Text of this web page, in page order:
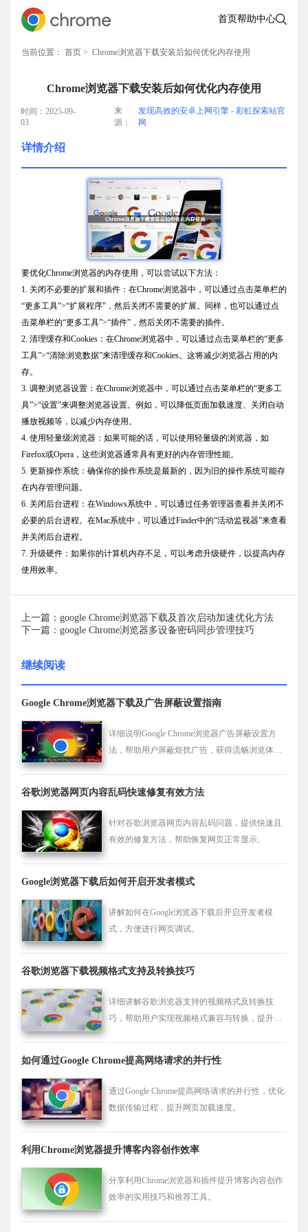
首页帮助中心
当前位置： 首页 > Chrome浏览器下载安装后如何优化内存使用
Chrome浏览器下载安装后如何优化内存使用
时间：2025-09-
03
来
源：
发现高效的安卓上网引擎 - 彩虹探索站官
网
详情介绍
要优化Chrome浏览器的内存使用，可以尝试以下方法：
1. 关闭不必要的扩展和插件：在Chrome浏览器中，可以通过点击菜单栏的
“更多工具”>“扩展程序”，然后关闭不需要的扩展。同样，也可以通过点
击菜单栏的“更多工具”>“插件”，然后关闭不需要的插件。
2. 清理缓存和Cookies：在Chrome浏览器中，可以通过点击菜单栏的“更多
工具”>“清除浏览数据”来清理缓存和Cookies。这将减少浏览器占用的内
存。
3. 调整浏览器设置：在Chrome浏览器中，可以通过点击菜单栏的“更多工
具”>“设置”来调整浏览器设置。例如，可以降低页面加载速度、关闭自动
播放视频等，以减少内存使用。
4. 使用轻量级浏览器：如果可能的话，可以使用轻量级的浏览器，如
Firefox或Opera，这些浏览器通常具有更好的内存管理性能。
5. 更新操作系统：确保你的操作系统是最新的，因为旧的操作系统可能存
在内存管理问题。
6. 关闭后台进程：在Windows系统中，可以通过任务管理器查看并关闭不
必要的后台进程。在Mac系统中，可以通过Finder中的“活动监视器”来查看
并关闭后台进程。
7. 升级硬件：如果你的计算机内存不足，可以考虑升级硬件，以提高内存
使用效率。
上一篇：google Chrome浏览器下载及首次启动加速优化方法
下一篇：google Chrome浏览器多设备密码同步管理技巧
继续阅读
Google Chrome浏览器下载及广告屏蔽设置指南
详细说明Google Chrome浏览器广告屏蔽设置方
法，帮助用户屏蔽烦扰广告，获得流畅浏览体
谷歌浏览器网页内容乱码快速修复有效方法
针对谷歌浏览器网页内容乱码问题，提供快速且
有效的修复方法，帮助恢复网页正常显示。
Google浏览器下载后如何开启开发者模式
讲解如何在Google浏览器下载后开启开发者模
式，方便进行网页调试。
谷歌浏览器下载视频格式支持及转换技巧
详细讲解谷歌浏览器支持的视频格式及转换技
巧，帮助用户实现视频格式兼容与转换，提升下
如何通过Google Chrome提高网络请求的并行性
通过Google Chrome提高网络请求的并行性，优化
数据传输过程，提升网页加载速度。
利用Chrome浏览器提升博客内容创作效率
分享利用Chrome浏览器和插件提升博客内容创作
效率的实用技巧和推荐工具。